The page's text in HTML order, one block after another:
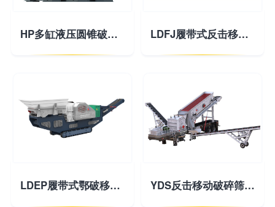
HP多缸液压圆锥破碎机 LDFJ履带式反击移动破碎站
LDEP履带式鄂破移动破碎站 YDS反击移动破碎筛分站